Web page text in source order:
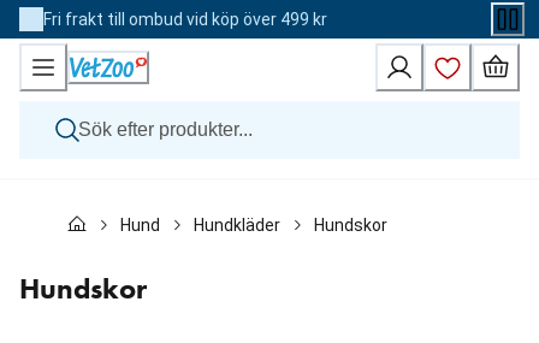
Skip
to
Content
Fri frakt till ombud vid köp över 499 kr
Katt
Veterinärfoder
Varumärken
Hund Hundkläder Hundskor
Hundskor